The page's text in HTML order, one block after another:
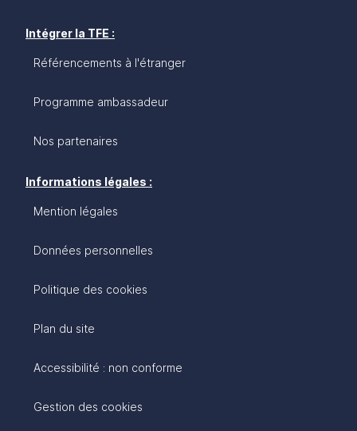
Intégrer la TFE :
Référencements à l'étranger
Programme ambassadeur
Nos partenaires
Informations légales :
Mention légales
Données personnelles
Politique des cookies
Plan du site
Accessibilité : non conforme
Gestion des cookies